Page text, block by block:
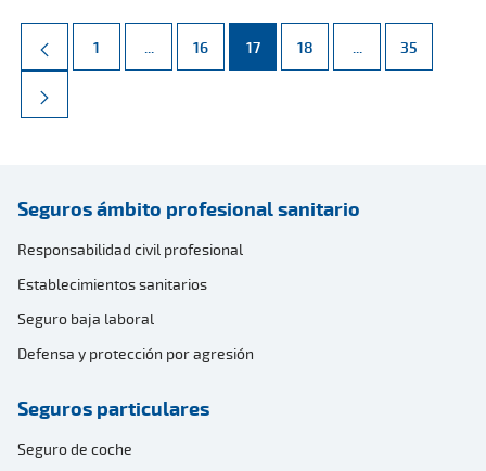
Página
1 ... Páginas intermedias Use TAB para desplazarse.
Página
16 Página
17 Página
18 ... Páginas
Página
35
Seguros ámbito profesional sanitario
Responsabilidad civil profesional
Establecimientos sanitarios
Seguro baja laboral
Defensa y protección por agresión
Seguros particulares
Seguro de coche